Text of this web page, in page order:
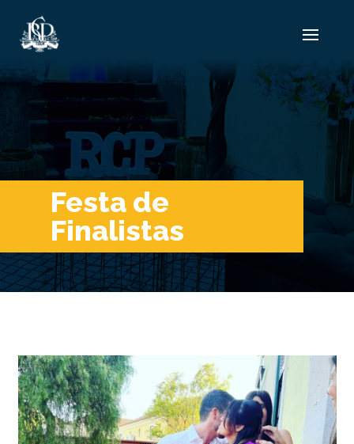
Festa de
Finalistas